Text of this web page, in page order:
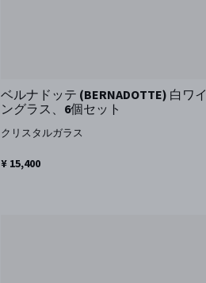
ベルナドッテ (BERNADOTTE) 白ワイ
ングラス、6個セット
クリスタルガラス
¥ 15,400